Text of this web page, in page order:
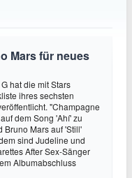
Mars für neues
hat die mit Stars
ihres sechsten
"Champagne
dem Song 'Ahí' zu
Bruno Mars auf 'Still'
sind Judeline und
After Sex-Sänger
Albumabschluss